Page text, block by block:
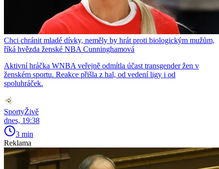
Chci chránit mladé dívky, neměly by hrát proti biologickým mužům,
říká hvězda ženské NBA Cunninghamová
Aktivní hráčka WNBA veřejně odmítla účast transgender žen v
ženském sportu. Reakce přišla z hal, od vedení ligy i od
spoluhráček.
SportyŽivě
dnes, 19:38
3 min
Reklama